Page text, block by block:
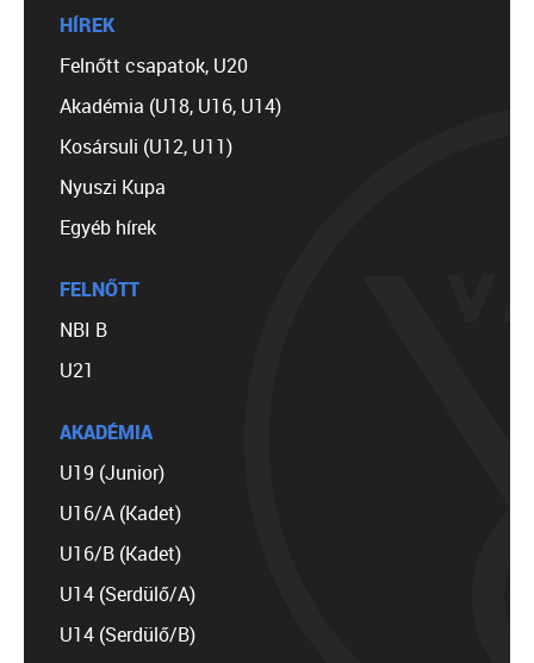
HÍREK
Felnőtt csapatok, U20
Akadémia (U18, U16, U14)
Kosársuli (U12, U11)
Nyuszi Kupa
Egyéb hírek
FELNŐTT
NBI B
U21
AKADÉMIA
U19 (Junior)
U16/A (Kadet)
U16/B (Kadet)
U14 (Serdülő/A)
U14 (Serdülő/B)